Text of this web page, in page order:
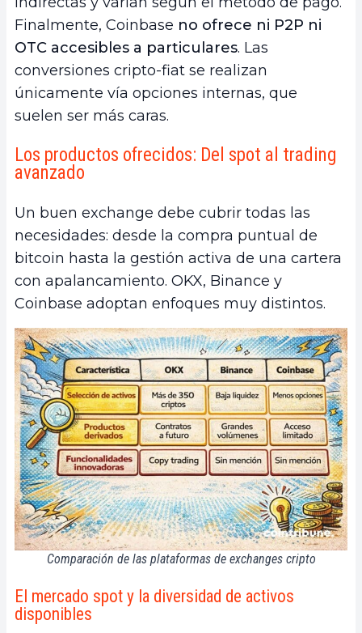
Finalmente, Coinbase no ofrece ni P2P ni
OTC accesibles a particulares. Las
conversiones cripto-fiat se realizan
únicamente vía opciones internas, que
suelen ser más caras.
Los productos ofrecidos: Del spot al trading
avanzado
Un buen exchange debe cubrir todas las
necesidades: desde la compra puntual de
bitcoin hasta la gestión activa de una cartera
con apalancamiento. OKX, Binance y
Coinbase adoptan enfoques muy distintos.
Comparación de las plataformas de exchanges cripto
El mercado spot y la diversidad de activos
disponibles